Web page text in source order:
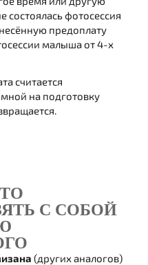
состоялась фотосессия
предоплату
малыша от 4-х
считается
на подготовку
С СОБОЙ
(других аналогов)